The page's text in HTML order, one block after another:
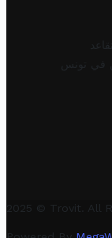
في تونس
2025 © Trovit. All